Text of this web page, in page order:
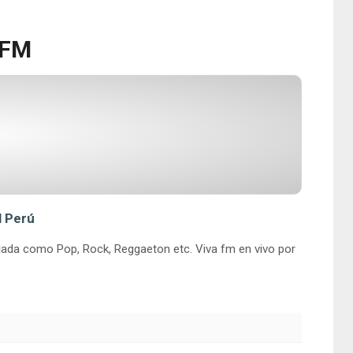
Perú
como Pop, Rock, Reggaeton etc. Viva fm en vivo por